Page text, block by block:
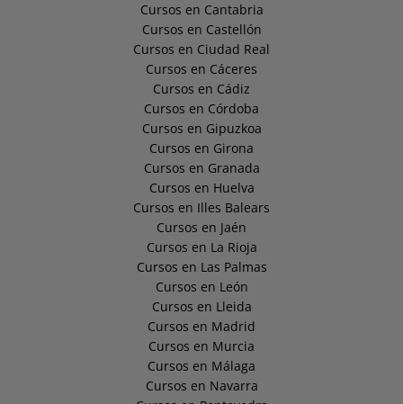
Cursos en Cantabria
Cursos en Castellón
Cursos en Ciudad Real
Cursos en Cáceres
Cursos en Cádiz
Cursos en Córdoba
Cursos en Gipuzkoa
Cursos en Girona
Cursos en Granada
Cursos en Huelva
Cursos en Illes Balears
Cursos en Jaén
Cursos en La Rioja
Cursos en Las Palmas
Cursos en León
Cursos en Lleida
Cursos en Madrid
Cursos en Murcia
Cursos en Málaga
Cursos en Navarra